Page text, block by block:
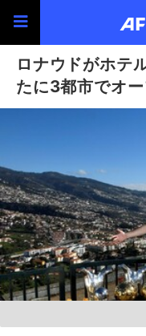
ロナウドがホテ
たに3都市でオ